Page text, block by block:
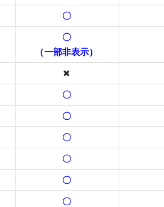
〇
〇
（一部非表示）
✖
〇
〇
〇
〇
〇
〇